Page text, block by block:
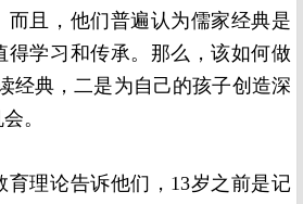
而且，他们普遍认为儒家经典是
得学习和传承。那么，该如何做
经典，二是为自己的孩子创造深
。
育理论告诉他们，13岁之前是记